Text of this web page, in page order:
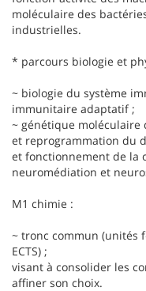
moléculaire des
industrielles.
* parcours biologie et
~ biologie du système
immunitaire adaptatif ;
~ génétique moléculaire
et reprogrammation du
et fonctionnement de la
neuromédiation et
M1 chimie :
~ tronc commun (unités
ECTS) ;
visant à consolider les
affiner son choix.